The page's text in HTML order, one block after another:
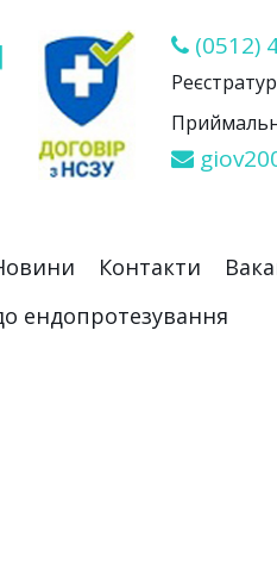
(0512)
Контакти
ендопротезування